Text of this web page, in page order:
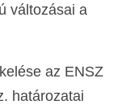
változásai a
az ENSZ
határozatai